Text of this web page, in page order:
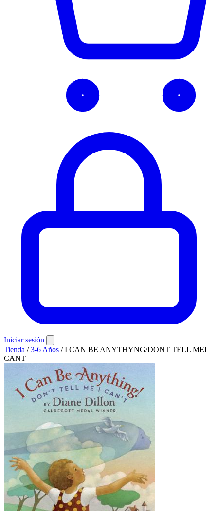
Iniciar sesión
Tienda / 3-6 Años / I CAN BE ANYTHYNG/DONT TELL MEI
CANT